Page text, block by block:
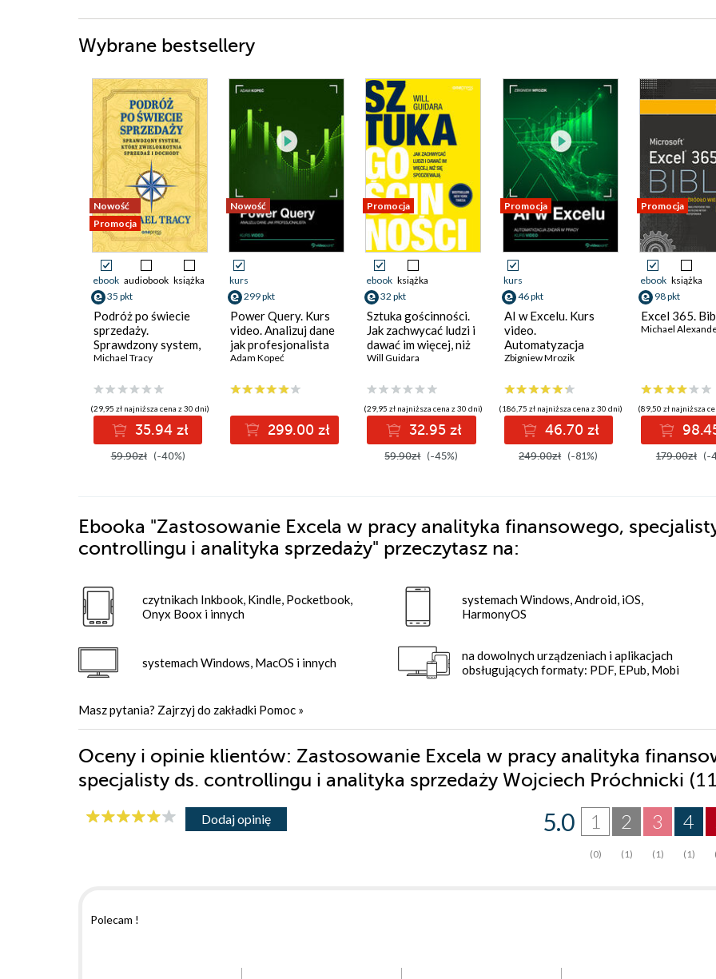
Wybrane bestsellery
Nowość
Promocja
ebook audiobook książka
35 pkt
Podróż po świecie
sprzedaży.
Sprawdzony system,
który zwielokrotnia
Michael Tracy
(29,95 zł najniższa cena z 30 dni)
35.94 zł
59.90zł (-40%)
Nowość
kurs
299 pkt
Power Query. Kurs
video. Analizuj dane
jak profesjonalista
Adam Kopeć
299.00 zł
Promocja
ebook książka
32 pkt
Sztuka gościnności.
Jak zachwycać ludzi i
dawać im więcej, niż
się spodziewają
Will Guidara
(29,95 zł najniższa cena z 30 dni)
32.95 zł
59.90zł (-45%)
Promocja
kurs
46 pkt
AI w Excelu. Kurs
video.
Automatyzacja
zadań w pracy
Zbigniew Mrozik
(186,75 zł najniższa cena z 30 dni)
46.70 zł
249.00zł (-81%)
Promocja
ebook książka
98 pkt
Excel 365.
Michael
(89,50 zł najniższa
179.00zł (-
Ebooka "Zastosowanie Excela w pracy analityka finansowego,
controllingu i analityka sprzedaży" przeczytasz na:
czytnikach Inkbook, Kindle, Pocketbook,
Onyx Boox i innych
systemach Windows, MacOS i innych
systemach Windows, Android, iOS,
HarmonyOS
na dowolnych urządzeniach i aplikacjach
obsługujących formaty: PDF, EPub, Mobi
Masz pytania? Zajrzyj do zakładki Pomoc »
Oceny i opinie klientów: Zastosowanie Excela w pracy analityka
specjalisty ds. controllingu i analityka sprzedaży Wojciech Próchnicki
Dodaj opinię 4
(1)
3
(1)
2
(1)
1
(0)
5.0
Polecam !